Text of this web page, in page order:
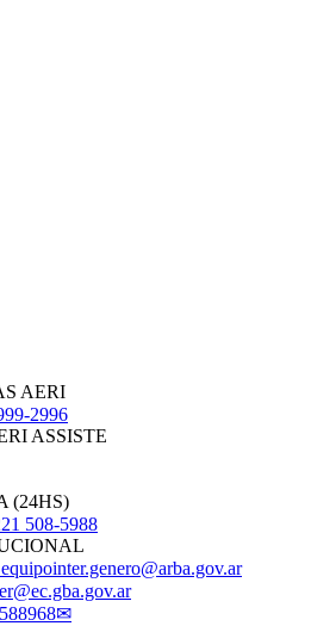
AERI
2996
ASSISTE
(24HS)
508-5988
✉